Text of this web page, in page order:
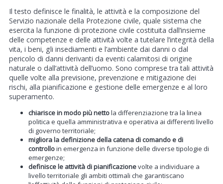
Il testo definisce le finalità, le attività e la composizione del
Servizio nazionale della Protezione civile, quale sistema che
esercita la funzione di protezione civile costituita dall’insieme
delle competenze e delle attività volte a tutelare l’integrità della
vita, i beni, gli insediamenti e l’ambiente dai danni o dal
pericolo di danni derivanti da eventi calamitosi di origine
naturale o dall’attività dell’uomo. Sono comprese tra tali attività
quelle volte alla previsione, prevenzione e mitigazione dei
rischi, alla pianificazione e gestione delle emergenze e al loro
superamento.
chiarisce in modo più nettola differenziazione tra la linea
politica e quella amministrativa e operativa ai differenti livello
di governo territoriale;
migliora la definizione della catena di comando e di
controlloin emergenza in funzione delle diverse tipologie di
emergenze;
definisce le attività di pianificazionevolte a individuare a
livello territoriale gli ambiti ottimali che garantiscano